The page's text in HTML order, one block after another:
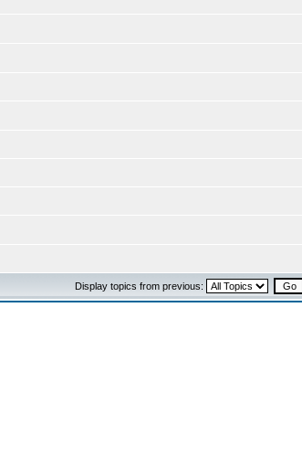
Display topics from previous: